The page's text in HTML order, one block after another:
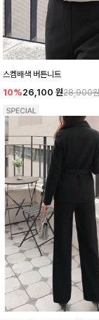
스켐배색 버튼니트
10%26,100 원28,900원